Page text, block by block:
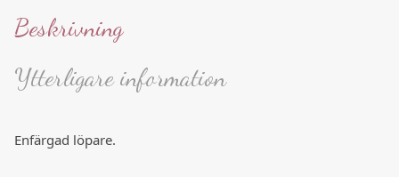
Beskrivning
Ytterligare information
Enfärgad löpare.